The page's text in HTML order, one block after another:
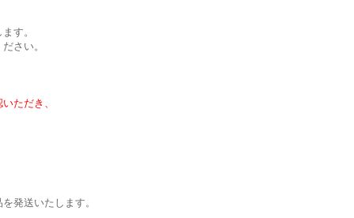
す。
さい。
ただき、
発送いたします。